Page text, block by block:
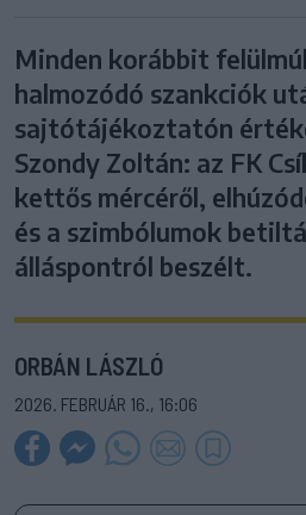
Minden korábbit
halmozódó szankciók
sajtótájékoztatón
Szondy Zoltán: az FK
kettős mércéről,
és a szimbólumok
álláspontról beszélt.
ORBÁN LÁSZLÓ
2026. FEBRUÁR 16., 16:06